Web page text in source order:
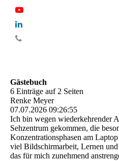
Gästebuch
6 Einträge auf 2 Seiten
Renke Meyer
07.07.2026 09:26:55
Ich bin wegen wiederkehrender
Sehzentrum gekommen, die
Konzentrationsphasen am
viel Bildschirmarbeit, Lernen
das für mich zunehmend